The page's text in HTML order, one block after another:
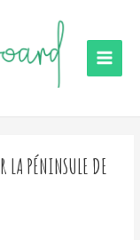
Main
PÉNINSULE DE